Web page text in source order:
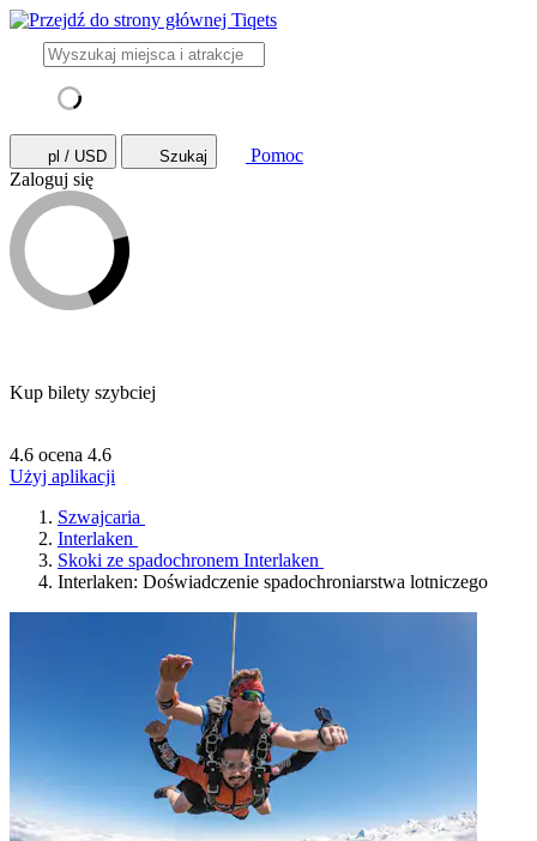
pl / USD Szukaj
Pomoc
Zaloguj się
Kup bilety szybciej
4.6 ocena 4.6
Użyj aplikacji
Szwajcaria
Interlaken
Skoki ze spadochronem Interlaken
Interlaken: Doświadczenie spadochroniarstwa lotniczego